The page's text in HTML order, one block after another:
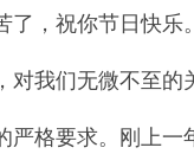
，祝你节日快乐。
我们无微不至的
格要求。刚上